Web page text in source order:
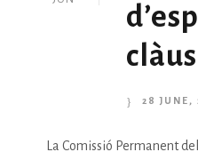
28 JUNE,
La Comissió Permanent